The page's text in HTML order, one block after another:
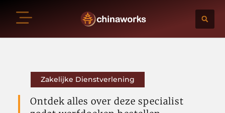
Zakelijke Dienstverlening
Ontdek alles over deze specialist